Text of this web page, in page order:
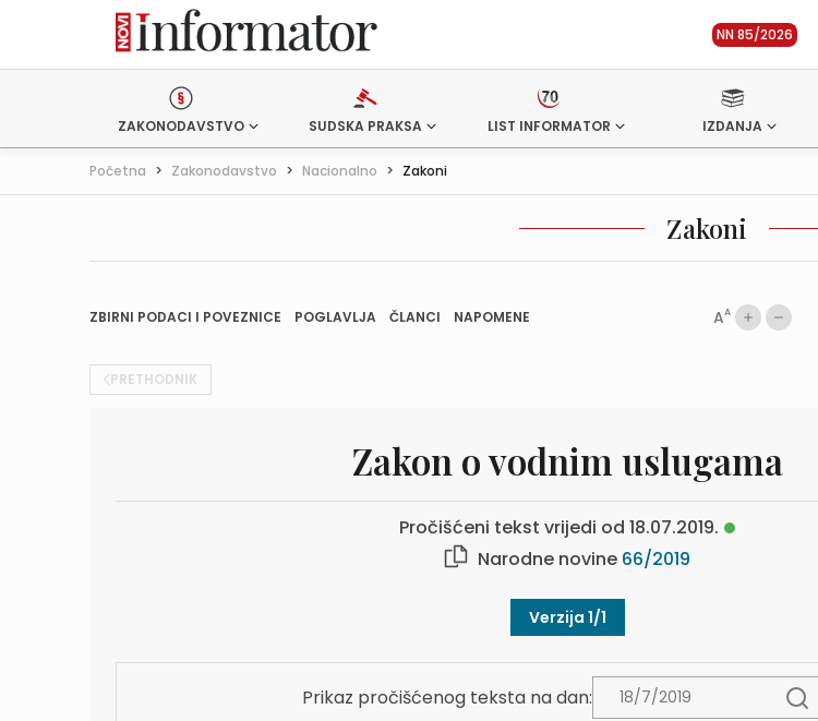
NN 85/2026
ZAKONODAVSTVO SUDSKA PRAKSA LIST INFORMATOR IZDANJA
Početna > Zakonodavstvo > Nacionalno > Zakoni
Zakoni
ZBIRNI PODACI I POVEZNICE POGLAVLJA ČLANCI NAPOMENE AA
PRETHODNIK
Zakon o vodnim uslugama
Pročišćeni tekst vrijedi od 18.07.2019.
Narodne novine 66/2019
Verzija 1/1
Prikaz pročišćenog teksta na dan: